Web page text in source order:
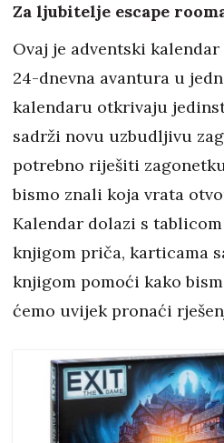
Za ljubitelje escape
Ovaj je adventski
24-dnevna avantura u
kalendaru otkrivaju
sadrži novu uzbudljivu
potrebno riješiti
bismo znali koja vrata
Kalendar dolazi s
knjigom priča, karticama
knjigom pomoći kako
ćemo uvijek pronaći